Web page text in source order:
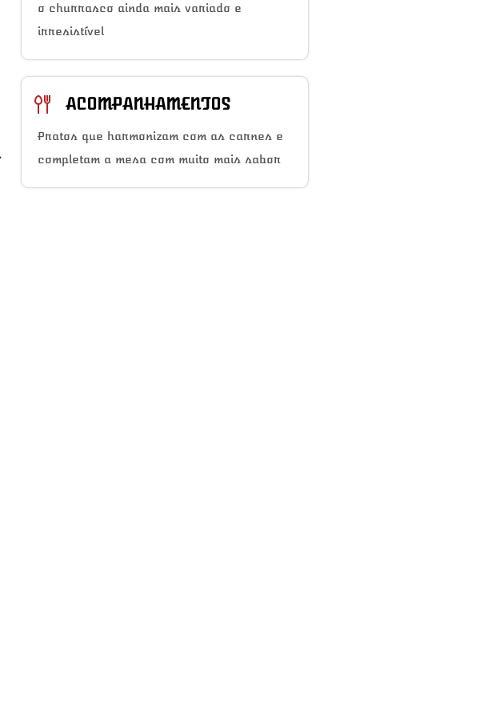
o churrasco ainda mais variado e
irresistível
ACOMPANHAMENTOS
Pratos que harmonizam com as carnes e
completam a mesa com muito mais sabor